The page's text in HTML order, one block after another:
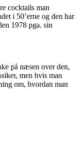
cocktails man
i 50’erne og den har
1978 pga. sin
på næsen over den,
men hvis man
om, hvordan man